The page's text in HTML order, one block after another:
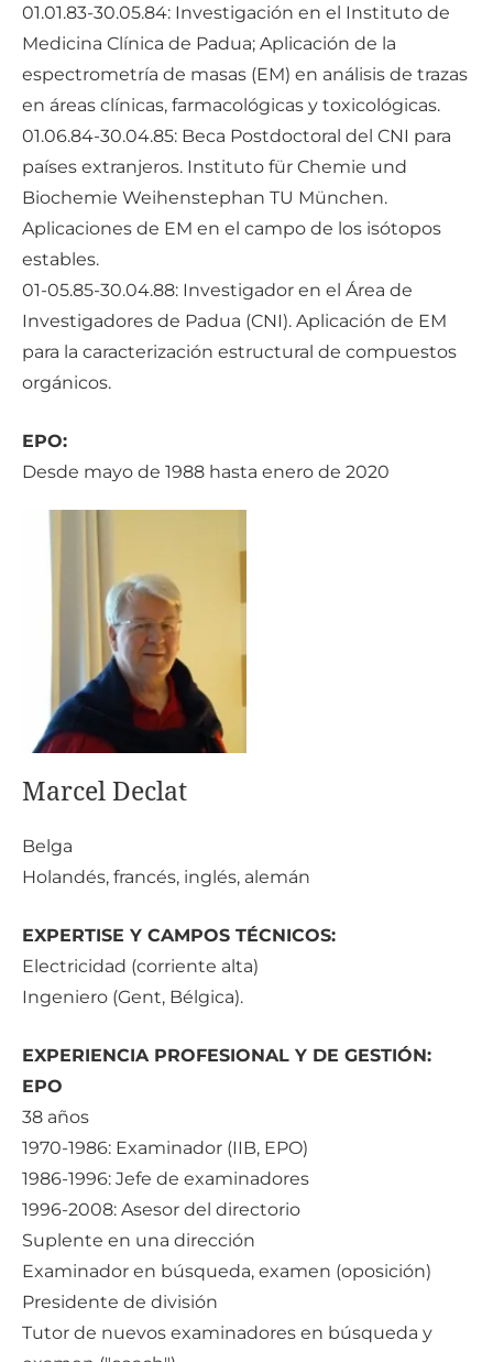
01.01.83-30.05.84: Investigación en el Instituto de
Medicina Clínica de Padua; Aplicación de la
espectrometría de masas (EM) en análisis de trazas
en áreas clínicas, farmacológicas y toxicológicas.
01.06.84-30.04.85: Beca Postdoctoral del CNI para
países extranjeros. Instituto für Chemie und
Biochemie Weihenstephan TU München.
Aplicaciones de EM en el campo de los isótopos
estables.
01-05.85-30.04.88: Investigador en el Área de
Investigadores de Padua (CNI). Aplicación de EM
para la caracterización estructural de compuestos
orgánicos.
EPO:
Desde mayo de 1988 hasta enero de 2020
Marcel Declat
Belga
Holandés, francés, inglés, alemán
EXPERTISE Y CAMPOS TÉCNICOS:
Electricidad (corriente alta)
Ingeniero (Gent, Bélgica).
EXPERIENCIA PROFESIONAL Y DE GESTIÓN:
EPO
38 años
1970-1986: Examinador (IIB, EPO)
1986-1996: Jefe de examinadores
1996-2008: Asesor del directorio
Suplente en una dirección
Examinador en búsqueda, examen (oposición)
Presidente de división
Tutor de nuevos examinadores en búsqueda y